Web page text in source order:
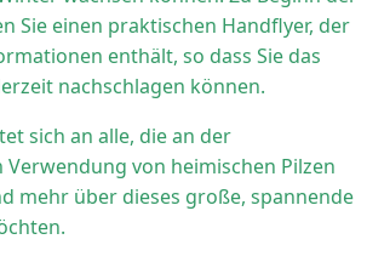
Sie einen praktischen Handflyer, der
enthält, so dass Sie das
nachschlagen können.
sich an alle, die an der
von heimischen Pilzen
mehr über dieses große, spannende